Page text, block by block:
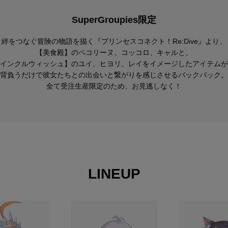
SuperGroupies限定
絆をつなぐ冒険の物語を描く『プリンセスコネクト！Re:Dive』より、
【美食殿】のペコリーヌ、コッコロ、キャルと、
ンクルウィッシュ】のユイ、ヒヨリ、レイをイメージしたアイテム
背負うだけで彼女たちとの出会いと繋がりを感じさせるバックパック。
全て受注生産限定のため、お見逃しなく！
LINEUP